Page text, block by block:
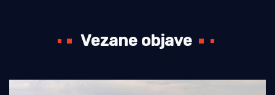
Vezane objave